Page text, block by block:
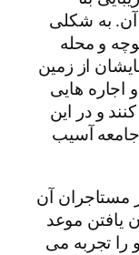
آن. به شکلی
و محله
از زمین
اجاره هایی
و در این
آسیب
مستاجران آن
یافتن موعد
را تجربه می